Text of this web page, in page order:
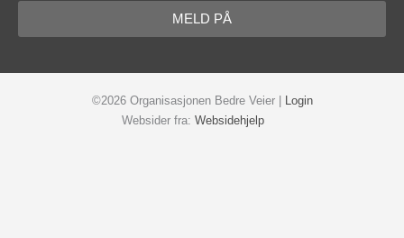
MELD PÅ
©2026 Organisasjonen Bedre Veier | Login
Websider fra: Websidehjelp